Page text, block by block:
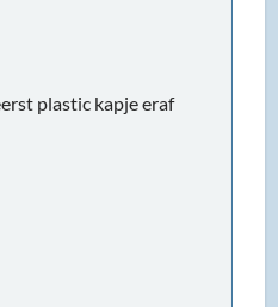
plastic kapje eraf